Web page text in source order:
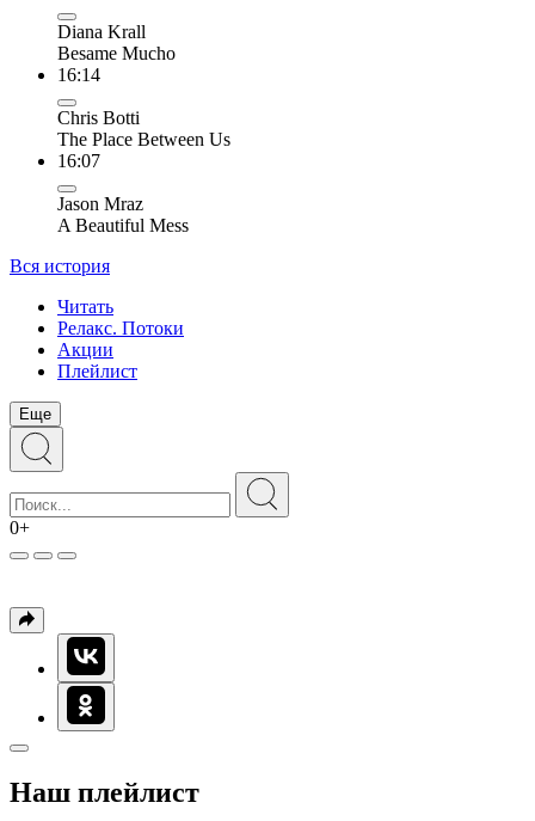
Diana Krall
Besame Mucho
16:14
Chris Botti
The Place Between Us
16:07
Jason Mraz
A Beautiful Mess
Вся история
Читать
Релакс. Потоки
Акции
Плейлист
Еще
0+
Наш плейлист